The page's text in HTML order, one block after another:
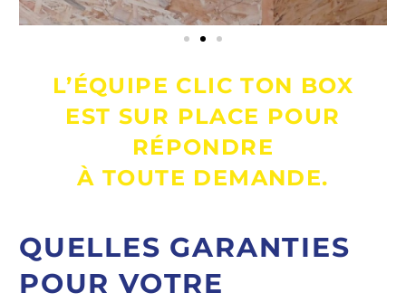
L’ÉQUIPE CLIC TON BOX
EST SUR PLACE POUR
RÉPONDRE
À TOUTE DEMANDE.
QUELLES GARANTIES
POUR VOTRE